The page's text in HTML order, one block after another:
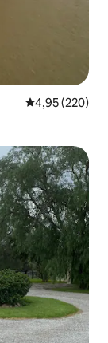
Prosječna
4,95 (220)